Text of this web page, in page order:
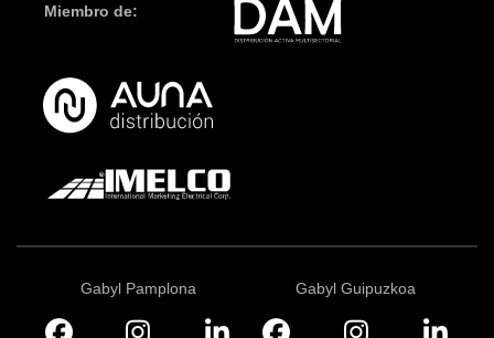
Miembro de:
Gabyl Pamplona Gabyl Guipuzkoa